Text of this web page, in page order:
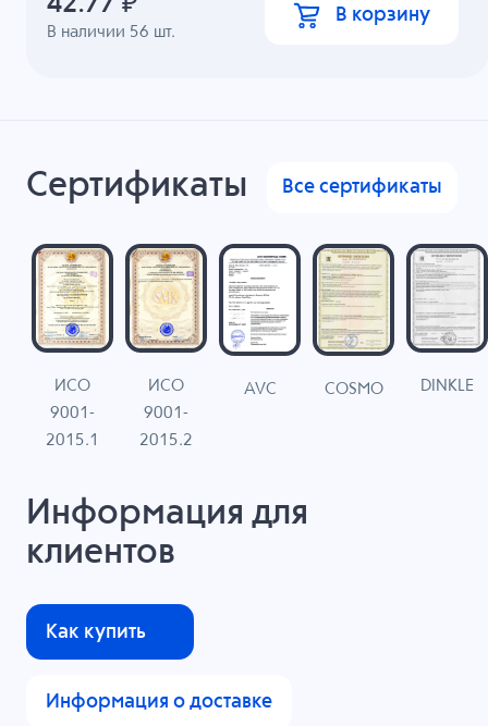
В наличии 56 шт.
В корзину
Сертификаты Все сертификаты
ИСО
9001-
2015.1
ИСО
9001-
2015.2
AVC COSMO DINKLE
Информация для
клиентов
Как купить
Информация о доставке